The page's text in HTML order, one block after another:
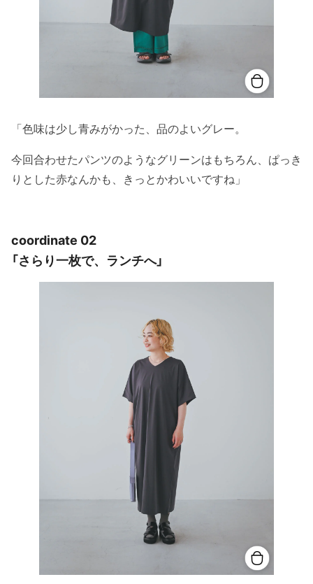
「色味は少し青みがかった、品のよいグレー。
今回合わせたパンツのようなグリーンはもちろん、ぱっき
りとした赤なんかも、きっとかわいいですね」
coordinate 02
「さらり一枚で、ランチへ」